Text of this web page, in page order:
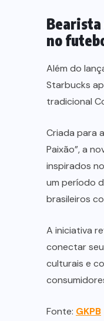
no
Além do
Starbucks
tradicional
Criada para
Paixão”, a
inspirados
um período
brasileiros
A iniciativa
conectar
culturais e
Fonte: GKPB